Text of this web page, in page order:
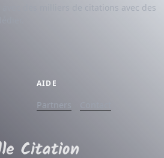
des milliers de citations avec des
AIDE
Partners